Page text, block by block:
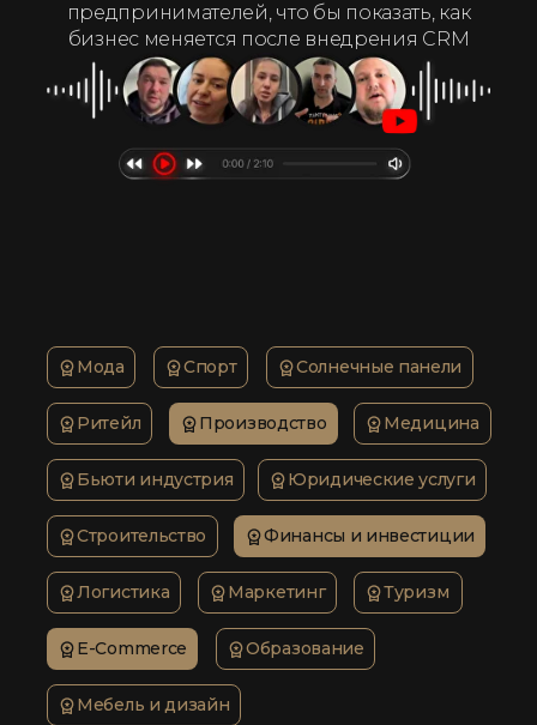
Образование
Логистика
Медицина
Финансы и инвестиции
Туризм
Юридические услуги
Мебель и дизайн
Маркетинг
Солнечные панели
Строительство
Бьюти индустрия
Производство
Ритейл
E-Commerce
Спорт
Мода
предпринимателей, что бы показать, как
бизнес меняется после внедрения CRM